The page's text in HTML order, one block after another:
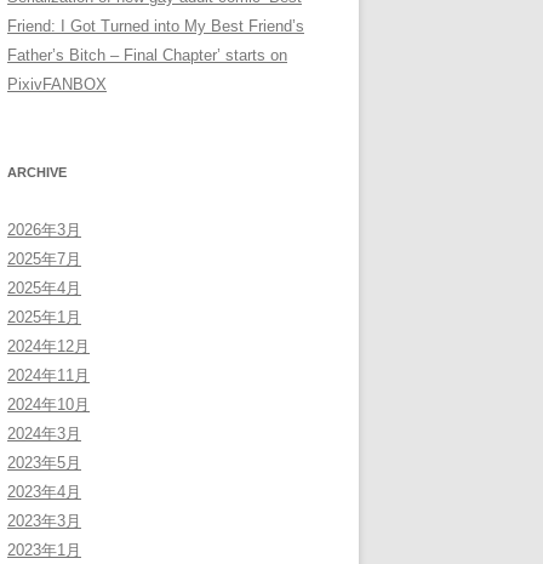
Friend: I Got Turned into My Best Friend’s
Father’s Bitch – Final Chapter’ starts on
PixivFANBOX
ARCHIVE
2026年3月
2025年7月
2025年4月
2025年1月
2024年12月
2024年11月
2024年10月
2024年3月
2023年5月
2023年4月
2023年3月
2023年1月